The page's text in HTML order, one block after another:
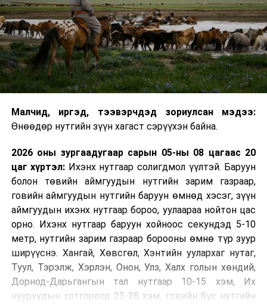
Малчид, иргэд, тээвэрчдэд зориулсан мэдээ:
Өнөөдөр нутгийн зүүн хагаст сэрүүхэн байна.
2026 оны зургаадугаар сарын 05-ны 08 цагаас 20
цаг хүртэл: Ихэнх нутгаар солигдмол үүлтэй. Баруун
болон төвийн аймгуудын нутгийн зарим газраар,
говийн аймгуудын нутгийн баруун өмнөд хэсэг, зүүн
аймгуудын ихэнх нутгаар бороо, уулаараа нойтон цас
орно. Ихэнх нутгаар баруун хойноос секундэд 5-10
метр, нутгийн зарим газраар борооны өмнө түр зуур
ширүүснэ. Хангай, Хөвсгөл, Хэнтийн уулархаг нутаг,
Туул, Тэрэлж, Хэрлэн, Онон, Улз, Халх голын хөндий,
Дорнод-Дарьгангын тал нутгаар 10-15 хэм, Их
нууруудын хотгороор 23-28 хэм, говийн бүс нутгийн